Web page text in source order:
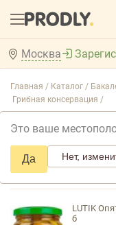
Москва
Это ваше
Да Нет,
Главная / Каталог /
Грибная консервация /
по популярности
LUTIK
б